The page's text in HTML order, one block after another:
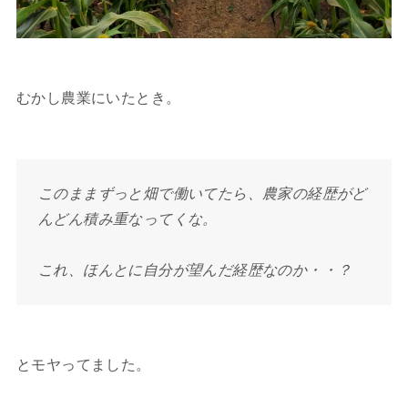
むかし農業にいたとき。
このままずっと畑で働いてたら、農家の経歴がど
んどん積み重なってくな。
これ、ほんとに自分が望んだ経歴なのか・・？
とモヤってました。